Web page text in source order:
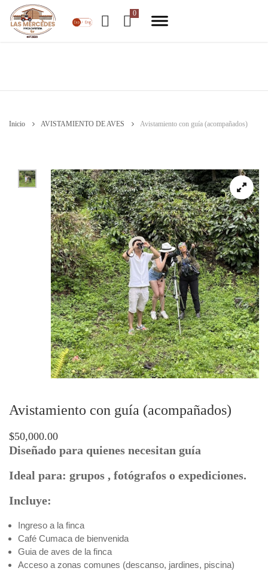
Inicio AVISTAMIENTO DE AVES Avistamiento con guía (acompañados)
Avistamiento con guía (acompañados)
$50,000.00
Diseñado para quienes necesitan guía
Ideal para: grupos , fotógrafos o expediciones.
Incluye:
Ingreso a la finca
Café Cumaca de bienvenida
Guia de aves de la finca
Acceso a zonas comunes (descanso, jardines, piscina)